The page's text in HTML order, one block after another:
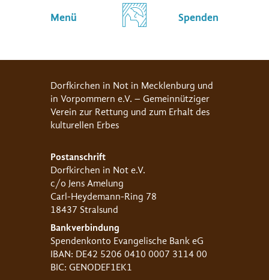
Menü Spenden
Dorfkirchen in Not in Mecklenburg und
in Vorpommern e.V. – Gemeinnütziger
Verein zur Rettung und zum Erhalt des
kulturellen Erbes
Postanschrift
Dorfkirchen in Not e.V.
c/o Jens Amelung
Carl-Heydemann-Ring 78
18437 Stralsund
Bankverbindung
Spendenkonto Evangelische Bank eG
IBAN: DE42 5206 0410 0007 3114 00
BIC: GENODEF1EK1